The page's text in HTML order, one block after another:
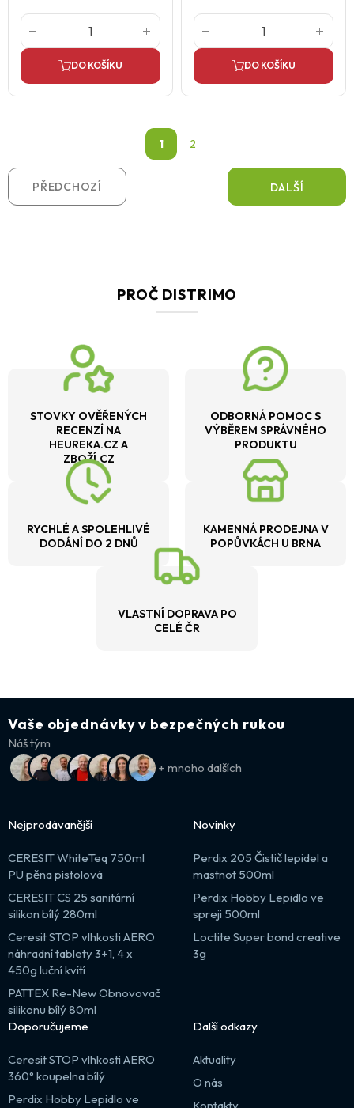
DO KOŠÍKU DO KOŠÍKU
PŘEDCHOZÍ
1 2
DALŠÍ
PROČ DISTRIMO
STOVKY OVĚŘENÝCH
RECENZÍ NA
HEUREKA.CZ A
ZBOŽÍ.CZ
ODBORNÁ POMOC S
VÝBĚREM SPRÁVNÉHO
PRODUKTU
RYCHLÉ A SPOLEHLIVÉ
DODÁNÍ DO 2 DNŮ
KAMENNÁ PRODEJNA V
POPŮVKÁCH U BRNA
VLASTNÍ DOPRAVA PO
CELÉ ČR
Vaše objednávky v bezpečných rukou
Náš tým
+ mnoho dalších
Nejprodávanější
CERESIT WhiteTeq 750ml
PU pěna pistolová
CERESIT CS 25 sanitární
silikon bílý 280ml
Ceresit STOP vlhkosti AERO
náhradní tablety 3+1, 4 x
450g luční kvítí
PATTEX Re-New Obnovovač
silikonu bílý 80ml
Novinky
Perdix 205 Čistič lepidel a
mastnot 500ml
Perdix Hobby Lepidlo ve
spreji 500ml
Loctite Super bond creative
3g
Doporučujeme
Ceresit STOP vlhkosti AERO
360° koupelna bílý
Perdix Hobby Lepidlo ve
Další odkazy
Aktuality
O nás